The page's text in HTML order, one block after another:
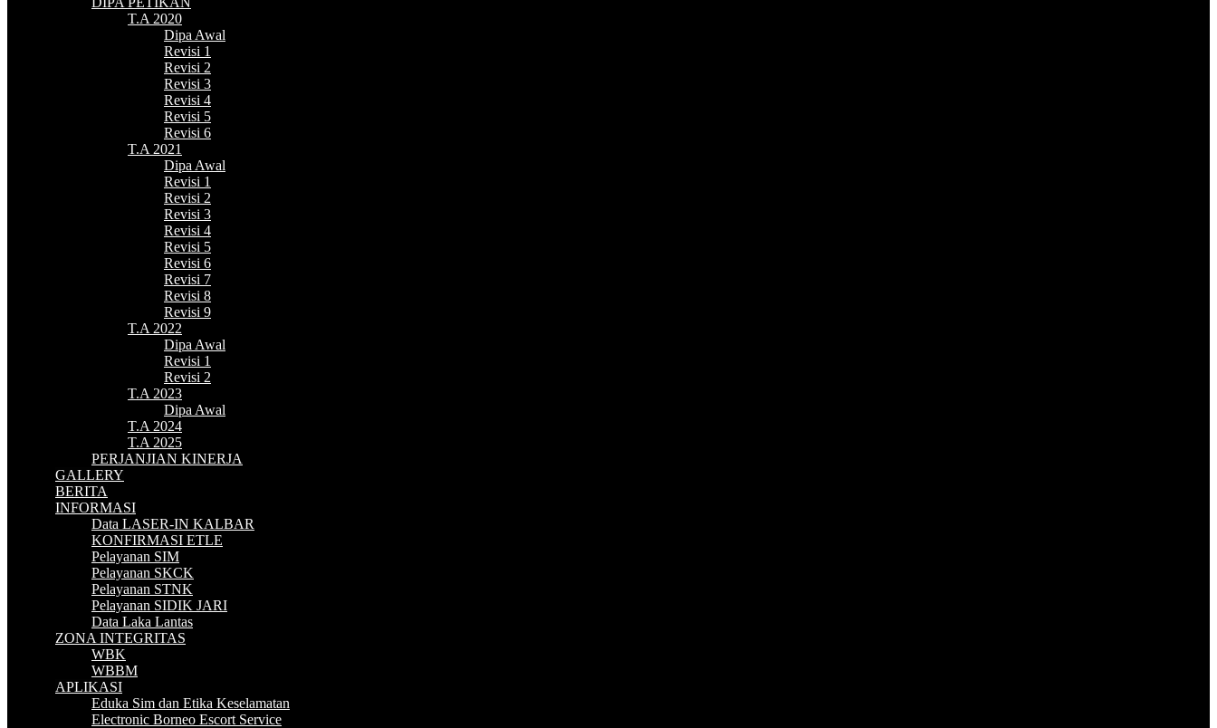
T.A 2020
Dipa Awal
Revisi 1
Revisi 2
Revisi 3
Revisi 4
Revisi 5
Revisi 6
T.A 2021
Dipa Awal
Revisi 1
Revisi 2
Revisi 3
Revisi 4
Revisi 5
Revisi 6
Revisi 7
Revisi 8
Revisi 9
T.A 2022
Dipa Awal
Revisi 1
Revisi 2
T.A 2023
Dipa Awal
T.A 2024
T.A 2025
PERJANJIAN KINERJA
GALLERY
BERITA
INFORMASI
Data LASER-IN KALBAR
KONFIRMASI ETLE
Pelayanan SIM
Pelayanan SKCK
Pelayanan STNK
Pelayanan SIDIK JARI
Data Laka Lantas
ZONA INTEGRITAS
WBK
WBBM
APLIKASI
Eduka Sim dan Etika Keselamatan
Electronic Borneo Escort Service